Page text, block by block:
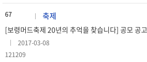
67 축제
[보령머드축제 20년의 추억을 찾습니다] 공모 공고
2017-03-08
121209